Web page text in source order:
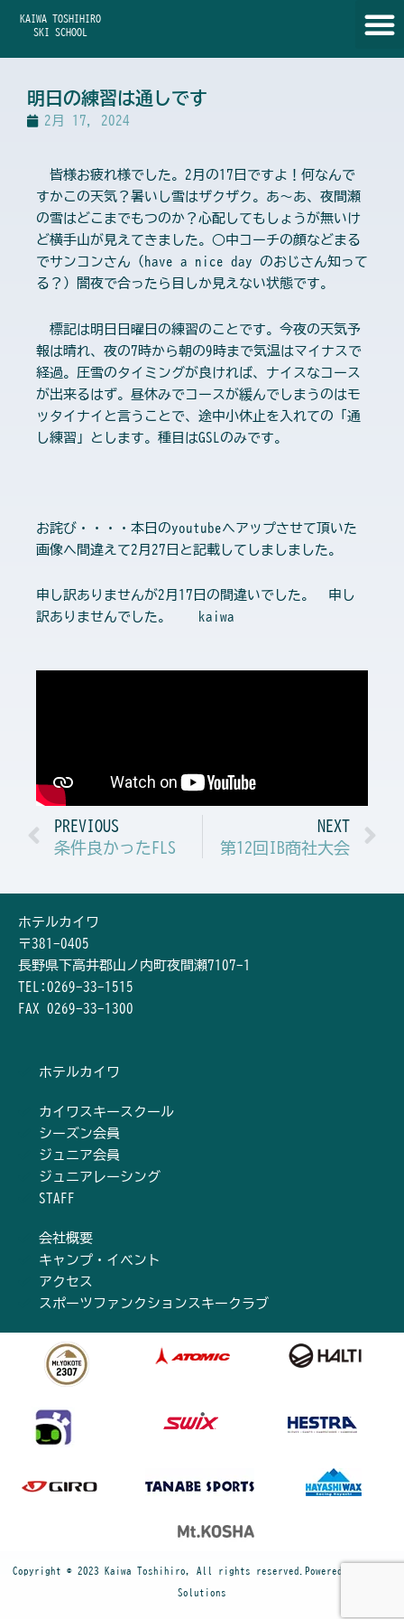
KAIWA TOSHIHIRO
SKI SCHOOL
明日の練習は通しです
2月 17, 2024
皆様お疲れ様でした。2月の17日ですよ！何なんで
すかこの天気？暑いし雪はザクザク。あ～あ、夜間瀬
の雪はどこまでもつのか？心配してもしょうが無いけ
ど横手山が見えてきました。○中コーチの顔などまる
でサンコンさん（have a nice day のおじさん知って
る？）闇夜で合ったら目しか見えない状態です。
標記は明日日曜日の練習のことです。今夜の天気予
報は晴れ、夜の7時から朝の9時まで気温はマイナスで
経過。圧雪のタイミングが良ければ、ナイスなコース
が出来るはず。昼休みでコースが緩んでしまうのはモ
ッタイナイと言うことで、途中小休止を入れての「通
し練習」とします。種目はGSLのみです。
お詫び・・・・本日のyoutubeへアップさせて頂いた
画像へ間違えて2月27日と記載してしましました。
申し訳ありませんが2月17日の間違いでした。 申し
訳ありませんでした。 kaiwa
Prev
PREVIOUS
条件良かったFLS
NEXT
第12回IB商社大会
ホテルカイワ
〒381-0405
長野県下高井郡山ノ内町夜間瀬7107-1
TEL:0269-33-1515
FAX 0269-33-1300
ホテルカイワ
カイワスキースクール
シーズン会員
ジュニア会員
ジュニアレーシング
STAFF
会社概要
キャンプ・イベント
アクセス
スポーツファンクションスキークラブ
Copyright © 2023 Kaiwa Toshihiro, All rights reserved.Powered by Cyber
Solutions